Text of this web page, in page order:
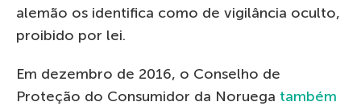
alemão os identifica como de vigilância oculto,
proibido por lei.
Em dezembro de 2016, o Conselho de
Proteção do Consumidor da Noruega também